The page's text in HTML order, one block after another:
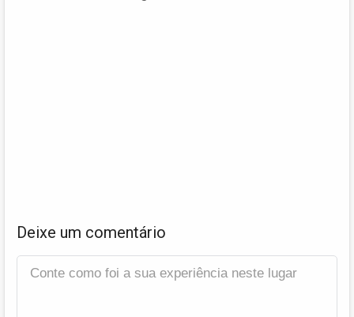
Deixe um comentário